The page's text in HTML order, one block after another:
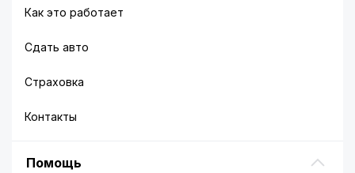
Как это работает
Сдать авто
Страховка
Контакты
Помощь